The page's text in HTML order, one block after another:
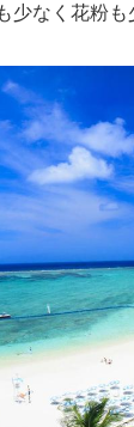
少なく花粉